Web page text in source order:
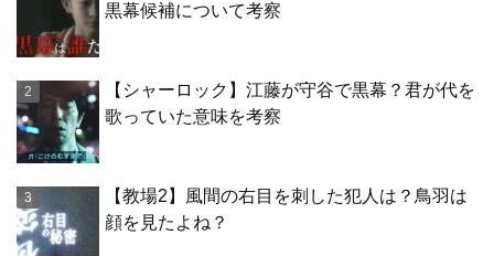
黒幕候補について考察
【シャーロック】江藤が守谷で黒幕？君が代を
歌っていた意味を考察
【教場2】風間の右目を刺した犯人は？鳥羽は
顔を見たよね？